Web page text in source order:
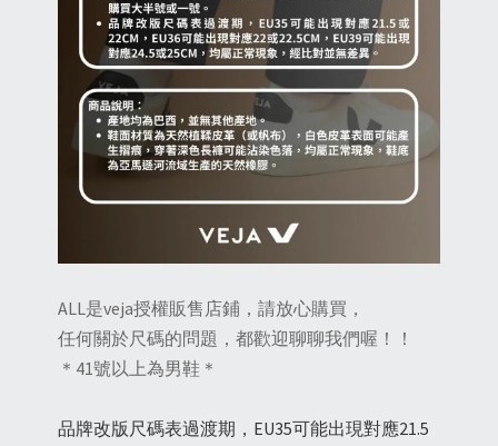
ALL是veja授權販售店鋪，請放心購買，
任何關於尺碼的問題，都歡迎聊聊我們喔！！
＊41號以上為男鞋＊
品牌改版尺碼表過渡期，EU35可能出現對應21.5